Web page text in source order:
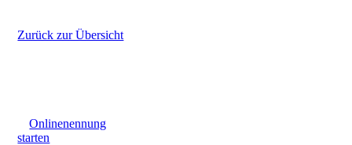
Zurück zur Übersicht
Onlinenennung
starten